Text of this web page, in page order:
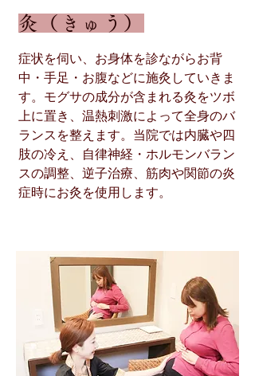
灸（きゅう）
症状を伺い、お身体を診ながらお背
中・手足・お腹などに施灸していきま
す。モグサの成分が含まれる灸をツボ
上に置き、温熱刺激によって全身のバ
ランスを整えます。当院では内臓や四
肢の冷え、自律神経・ホルモンバラン
スの調整、逆子治療、筋肉や関節の炎
症時にお灸を使用します。